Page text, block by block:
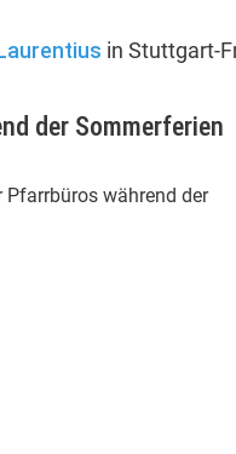
in Stuttgart-
der Sommerferien
Pfarrbüros während der